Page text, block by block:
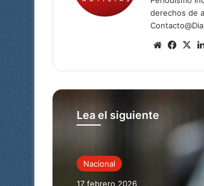
derechos de
Siti
we
b
Fa
bo
ok
X
Lea el siguiente
Nacional
17 febrero 2026